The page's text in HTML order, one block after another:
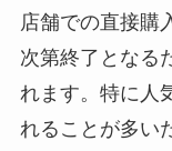
店舗での直接購
次第終了となる
れます。特に人
れることが多い